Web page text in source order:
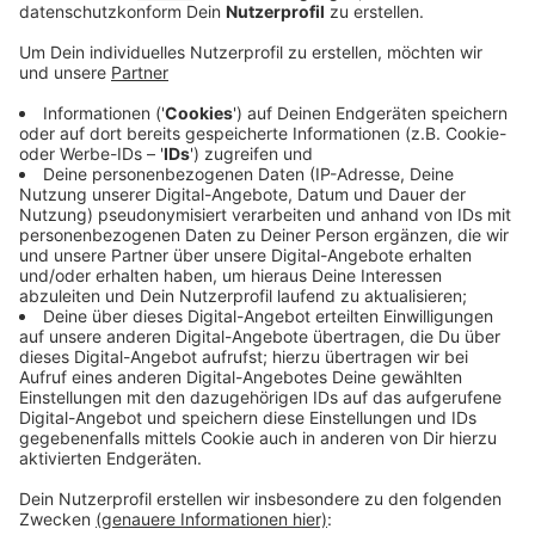
Anzeige
Aufgrund der Größe des Mehrfamilienhauses waren die
Löscharbeiten nicht ganz einfach. Die Feuerwehr
konnte aber ein Übergreifen der Flammen auf die
Nachbargebäude verhindern. Die Bewohner der
Brandwohnung konnten sich rechtzeitig selbst in
Sicherheit bringen. Aufgrund der starken
Rauchentwicklung wurden aber auch die Menschen in
den Nachbarwohnungen von der Feuerwehr evakuiert.
Die insgesamt 14 Personen wurden vom
Rettungsdienst untersucht. Es gab keine Verletzten,
nur die Bewohner der Brandwohnung kamen zur
Kontrolle ins Krankenhaus.
Anzeige